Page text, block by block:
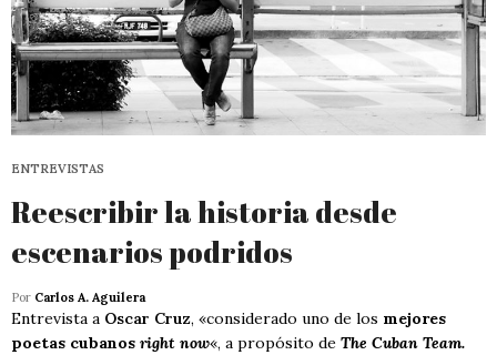
ENTREVISTAS
Reescribir la historia desde
escenarios podridos
Por Carlos A. Aguilera
Entrevista a Oscar Cruz, «considerado uno de los mejores
poetas cubanos right now«, a propósito de The Cuban Team.